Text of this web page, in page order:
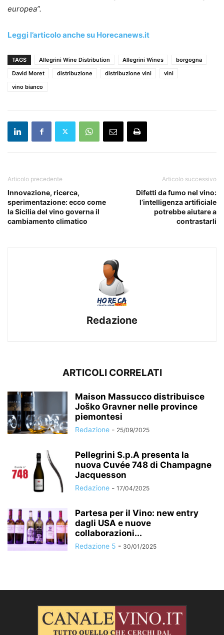
europea”.
Leggi l’articolo anche su Horecanews.it
TAGS Allegrini Wine Distribution Allegrini Wines
borgogna
David Moret
distribuzione distribuzione vini
vini
vino bianco
Articolo precedente
Innovazione, ricerca,
sperimentazione: ecco come
la Sicilia del vino governa il
cambiamento climatico
Articolo successivo
Difetti da fumo nel vino:
l’intelligenza artificiale
potrebbe aiutare a
contrastarli
Redazione
ARTICOLI CORRELATI
Maison Massucco distribuisce
Joško Gravner nelle province
piemontesi
Redazione - 25/09/2025
Pellegrini S.p.A presenta la
nuova Cuvée 748 di Champagne
Jacquesson
Redazione - 17/04/2025
Partesa per il Vino: new entry
dagli USA e nuove
collaborazioni...
Redazione 5 - 30/01/2025